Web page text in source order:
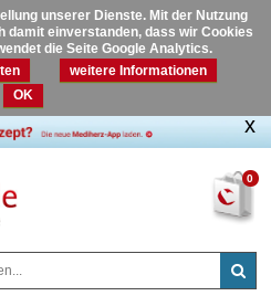
unserer Dienste. Mit der Nutzung
damit einverstanden, dass wir Cookies
die Seite Google Analytics.
weitere Informationen
OK
0